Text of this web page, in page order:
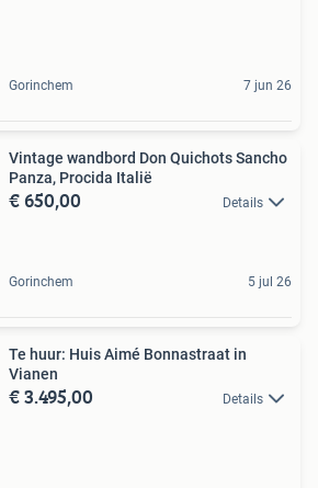
Gorinchem 7 jun 26
Vintage wandbord Don Quichots Sancho
Panza, Procida Italië
€ 650,00 Details
Gorinchem 5 jul 26
Te huur: Huis Aimé Bonnastraat in
Vianen
€ 3.495,00 Details